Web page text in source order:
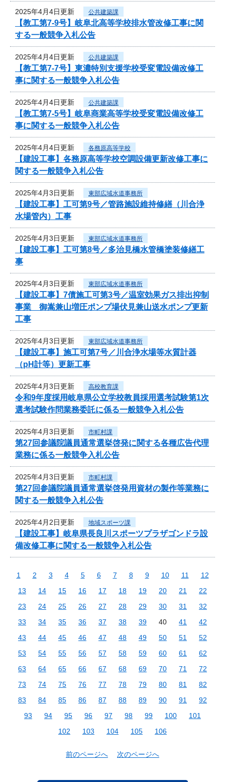
2025年4月4日更新 公共建築課
【教工第7-9号】岐阜北高等学校排水管改修工事に関
する一般競争入札公告
2025年4月4日更新 公共建築課
【教工第7-7号】東濃特別支援学校受変電設備改修工
事に関する一般競争入札公告
2025年4月4日更新 公共建築課
【教工第7-5号】岐阜商業高等学校受変電設備改修工
事に関する一般競争入札公告
2025年4月4日更新 各務原高等学校
【建設工事】各務原高等学校空調設備更新改修工事に
関する一般競争入札公告
2025年4月3日更新 東部広域水道事務所
【建設工事】工可第9号／管路施設維持修繕（川合浄
水場管内）工事
2025年4月3日更新 東部広域水道事務所
【建設工事】工可第8号／多治見橋水管橋塗装修繕工
事
2025年4月3日更新 東部広域水道事務所
【建設工事】7債施工可第3号／温室効果ガス排出抑制
事業 御嵩兼山増圧ポンプ場伏見兼山送水ポンプ更新
工事
2025年4月3日更新 東部広域水道事務所
【建設工事】施工可第7号／川合浄水場等水質計器
（pH計等）更新工事
2025年4月3日更新 高校教育課
令和9年度採用岐阜県公立学校教員採用選考試験第1次
選考試験作問業務委託に係る一般競争入札公告
2025年4月3日更新 市町村課
第27回参議院議員通常選挙啓発に関する各種広告代理
業務に係る一般競争入札公告
2025年4月3日更新 市町村課
第27回参議院議員通常選挙啓発用資材の製作等業務に
関する一般競争入札公告
2025年4月2日更新 地域スポーツ課
【建設工事】岐阜県長良川スポーツプラザゴンドラ設
備改修工事に関する一般競争入札公告
1 2 3 4 5 6 7 8 9 10 11
12
13
14 15 16 17 18 19 20 21
22
23
24 25 26 27 28 29 30 31
32
33
34 35 36 37 38 39 40 41
42
43
44 45 46 47 48 49 50 51
52
53
54 55 56 57 58 59 60 61
62
63
64 65 66 67 68 69 70 71
72
73
74 75 76 77 78 79 80 81
82
83
84 85 86 87 88 89 90 91
92
93
94 95 96 97 98 99 100
101
102
103 104 105 106
前のページへ 次のページへ